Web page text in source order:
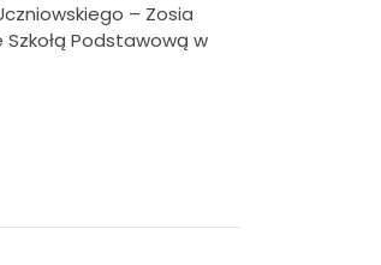
– Zosia
Podstawową w